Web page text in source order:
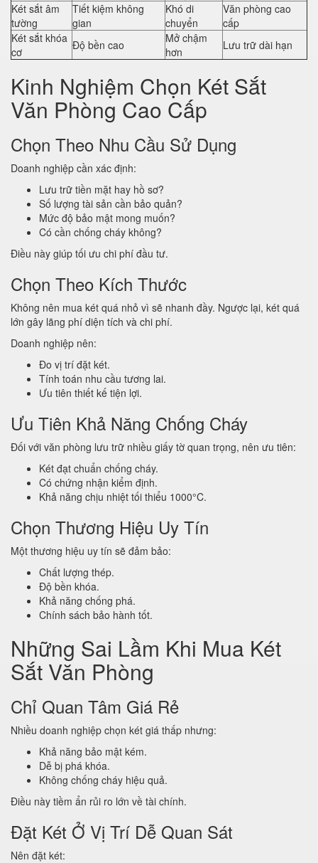
Két sắt âm
tường
Tiết kiệm không
gian
Khó di
chuyển
Văn phòng cao
cấp
Két sắt khóa
cơ
Độ bền cao
Mở chậm
hơn
Lưu trữ dài hạn
Kinh Nghiệm Chọn Két Sắt
Văn Phòng Cao Cấp
Chọn Theo Nhu Cầu Sử Dụng
Doanh nghiệp cần xác định:
Lưu trữ tiền mặt hay hồ sơ?
Số lượng tài sản cần bảo quản?
Mức độ bảo mật mong muốn?
Có cần chống cháy không?
Điều này giúp tối ưu chi phí đầu tư.
Chọn Theo Kích Thước
Không nên mua két quá nhỏ vì sẽ nhanh đầy. Ngược lại, két quá
lớn gây lãng phí diện tích và chi phí.
Doanh nghiệp nên:
Đo vị trí đặt két.
Tính toán nhu cầu tương lai.
Ưu tiên thiết kế tiện lợi.
Ưu Tiên Khả Năng Chống Cháy
Đối với văn phòng lưu trữ nhiều giấy tờ quan trọng, nên ưu tiên:
Két đạt chuẩn chống cháy.
Có chứng nhận kiểm định.
Khả năng chịu nhiệt tối thiểu 1000°C.
Chọn Thương Hiệu Uy Tín
Một thương hiệu uy tín sẽ đảm bảo:
Chất lượng thép.
Độ bền khóa.
Khả năng chống phá.
Chính sách bảo hành tốt.
Những Sai Lầm Khi Mua Két
Sắt Văn Phòng
Chỉ Quan Tâm Giá Rẻ
Nhiều doanh nghiệp chọn két giá thấp nhưng:
Khả năng bảo mật kém.
Dễ bị phá khóa.
Không chống cháy hiệu quả.
Điều này tiềm ẩn rủi ro lớn về tài chính.
Đặt Két Ở Vị Trí Dễ Quan Sát
Nên đặt két: